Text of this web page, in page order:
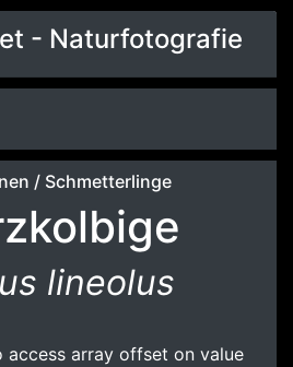
- Naturfotografie
/ Schmetterlinge
lineolus
access array offset on value